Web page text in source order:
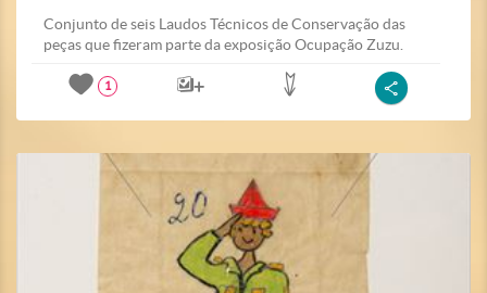
Conjunto de seis Laudos Técnicos de Conservação das
peças que fizeram parte da exposição Ocupação Zuzu.
1